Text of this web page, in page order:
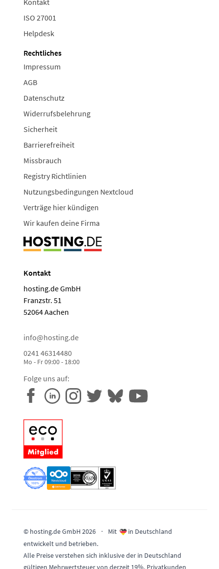
Kontakt
ISO 27001
Helpdesk
Rechtliches
Impressum
AGB
Datenschutz
Widerrufsbelehrung
Sicherheit
Barrierefreiheit
Missbrauch
Registry Richtlinien
Nutzungsbedingungen Nextcloud
Verträge hier kündigen
Wir kaufen deine Firma
Kontakt
hosting.de GmbH
Franzstr. 51
52064 Aachen
info@hosting.de
0241 46314480
Mo - Fr 09:00 - 18:00
Folge uns auf:
© hosting.de GmbH 2026 · Mit
in Deutschland
entwickelt und betrieben.
Alle Preise verstehen sich inklusive der in Deutschland
gültigen Mehrwertsteuer von derzeit 19%. Privatkunden